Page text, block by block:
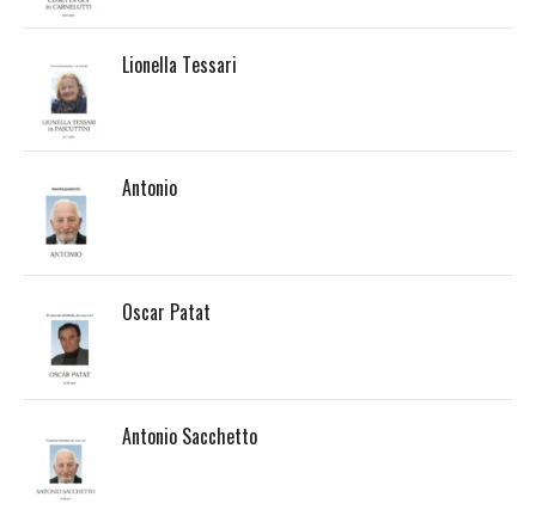
Lionella Tessari
Antonio
Oscar Patat
Antonio Sacchetto